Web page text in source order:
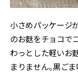
小さめパッケージ
のお麩をチョコで
わっとした軽いお
まりません。黒ご